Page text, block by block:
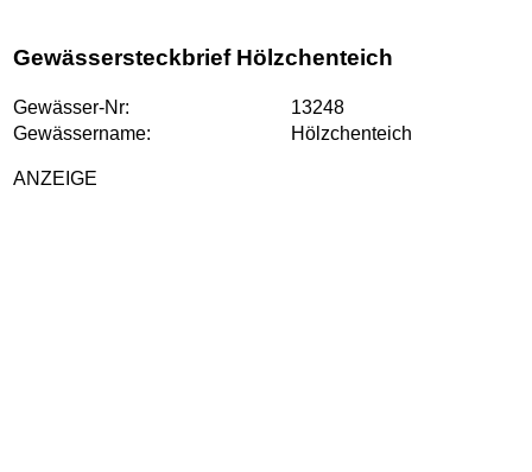
Gewässersteckbrief Hölzchenteich
Gewässer-Nr:
13248
Gewässername:
Hölzchenteich
ANZEIGE